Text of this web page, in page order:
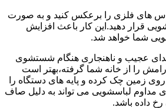
های فلزی را برعکس کنید و به صورت
قرار دهید.این کار باعث افزایش
شما خواهد شد.
عجیب و ناهنجاری هنگام شستشوی
را از خانه شما گرفته،بهتر است
زمین چک کرده و پایه های دستگاه را
مداوم لباسشویی می تواند به دلیل صاف
داده باشد.